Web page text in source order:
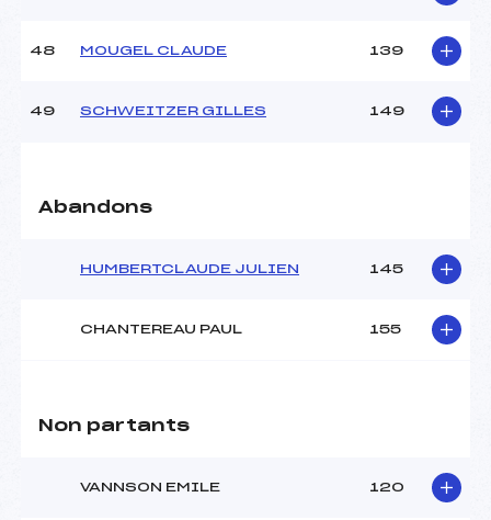
48 MOUGEL CLAUDE 139
49 SCHWEITZER GILLES 149
Abandons
HUMBERTCLAUDE JULIEN 145
CHANTEREAU PAUL 155
Non partants
VANNSON EMILE 120